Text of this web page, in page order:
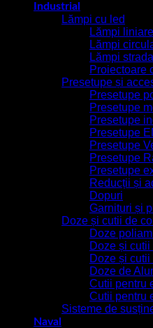
Industrial
Lămpi cu led
Lămpi liniare
Lămpi
Lămpi
Proiectoare
Presetupe și
Presetupe
Presetupe
Presetupe
Presetupe
Presetupe
Presetupe
Presetupe
Reducții și
Dopuri
Garnituri și
Doze și cutii de
Doze
Doze și cutii
Doze și
Doze de
Cutii pentru
Cutii pentru
Sisteme de
Naval